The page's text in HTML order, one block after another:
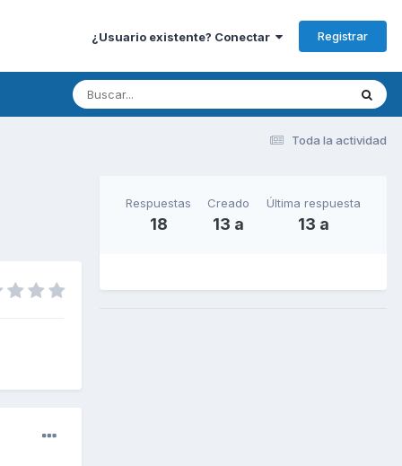
¿Usuario existente? Conectar Registrar
Toda la actividad
Respuestas
18
Creado
13 a
Última respuesta
13 a